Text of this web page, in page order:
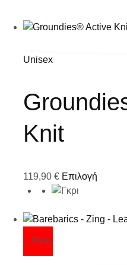
Unisex
Knit
119,90 € Επιλογή
- 35%